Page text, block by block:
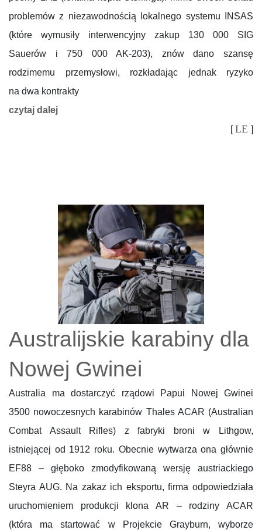
problemów z niezawodnością lokalnego systemu INSAS
(które wymusiły interwencyjny zakup 130 000 SIG
Sauerów i 750 000 AK-203), znów dano szansę
rodzimemu przemysłowi, rozkładając jednak ryzyko
na dwa kontrakty
czytaj dalej
[LE ]
Australijskie karabiny dla
Nowej Gwinei
Australia ma dostarczyć rządowi Papui Nowej Gwinei
3500 nowoczesnych karabinów Thales ACAR (Australian
Combat Assault Rifles) z fabryki broni w Lithgow,
istniejącej od 1912 roku. Obecnie wytwarza ona głównie
EF88 – głęboko zmodyfikowaną wersję austriackiego
Steyra AUG. Na zakaz ich eksportu, firma odpowiedziała
uruchomieniem produkcji klona AR – rodziny ACAR
(która ma startować w Projekcie Grayburn, wyborze